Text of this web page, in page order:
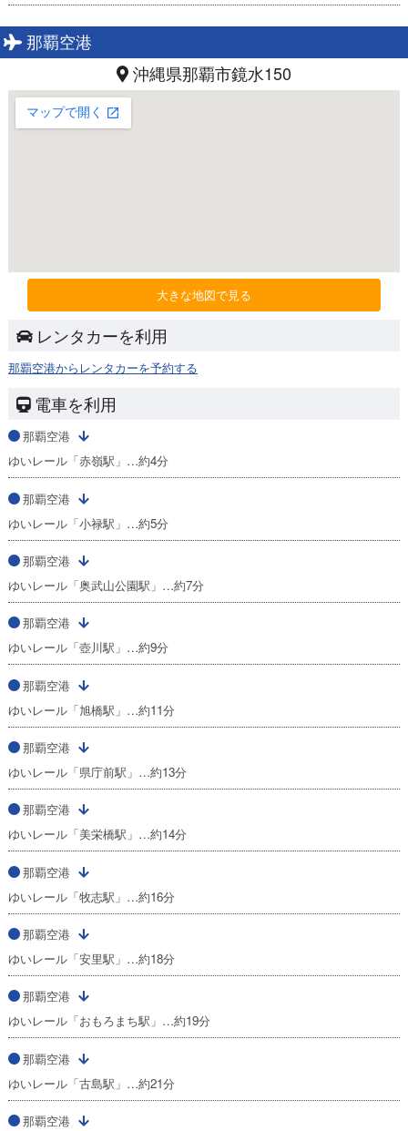
那覇空港
沖縄県那覇市鏡水150
大きな地図で見る
レンタカーを利用
那覇空港からレンタカーを予約する
電車を利用
那覇空港
ゆいレール「赤嶺駅」…約4分
那覇空港
ゆいレール「小禄駅」…約5分
那覇空港
ゆいレール「奥武山公園駅」…約7分
那覇空港
ゆいレール「壺川駅」…約9分
那覇空港
ゆいレール「旭橋駅」…約11分
那覇空港
ゆいレール「県庁前駅」…約13分
那覇空港
ゆいレール「美栄橋駅」…約14分
那覇空港
ゆいレール「牧志駅」…約16分
那覇空港
ゆいレール「安里駅」…約18分
那覇空港
ゆいレール「おもろまち駅」…約19分
那覇空港
ゆいレール「古島駅」…約21分
那覇空港